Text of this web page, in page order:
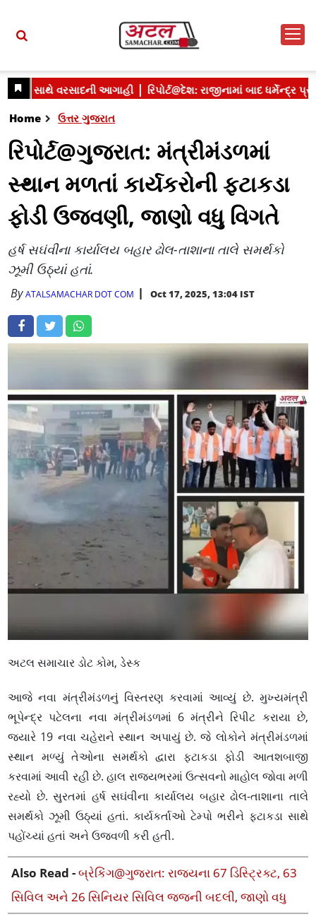
Home ઉત્તર ગુજરાત
રિપોર્ટ@ગુજરાત: મંત્રીમંડળમાં
સ્થાન મળતાં કાર્યકરોની ફટાકડા
ફોડી ઉજવણી, જાણો વધુ વિગતે
હર્ષ સઘંવીના કાર્યાલય બહાર ઢોલ-તાશાના તાલે સમર્થકો
ઝૂમી ઉઠ્યાં હતાં.
ByATALSAMACHAR DOT COM Oct 17, 2025, 13:04 IST
અટલ સમાચાર ડોટ કોમ, ડેસ્ક
આજે નવા મંત્રીમંડળનું વિસ્તરણ કરવામાં આવ્યું છે. મુખ્યમંત્રી
ભૂપેન્દ્ર પટેલના નવા મંત્રીમંડળમાં 6 મંત્રીને રિપીટ કરાયા છે,
જ્યારે 19 નવા ચહેરાને સ્થાન અપાયું છે. જે લોકોને મંત્રીમંડળમાં
સ્થાન મળ્યું તેઓના સમર્થકો દ્વારા ફટાકડા ફોડી આતશબાજી
કરવામાં આવી રહી છે. હાલ રાજ્યભરમાં ઉત્સવનો માહોલ જોવા મળી
રહ્યો છે. સુરતમાં હર્ષ સઘંવીના કાર્યાલય બહાર ઢોલ-તાશાના તાલે
સમર્થકો ઝૂમી ઉઠ્યાં હતાં. કાર્યકર્તાઓ ટેમ્પો ભરીને ફટાકડા સાથે
પહોંચ્યાં હતાં અને ઉજવળી કરી હતી.
Also Read -બ્રેકિંગ@ગુજરાત: રાજ્યના 67 ડિસ્ટ્રિક્ટ, 63
સિવિલ અને 26 સિનિયર સિવિલ જજની બદલી, જાણો વધુ